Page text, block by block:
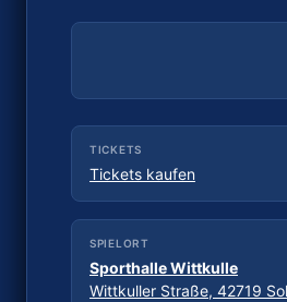
TICKETS
Tickets kaufen
SPIELORT
Sporthalle Wittkulle
Wittkuller Straße, 42719